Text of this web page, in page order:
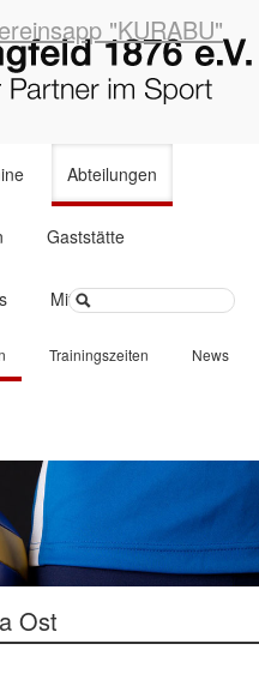
"KURABU"
Abteilungen
Gaststätte
Mitglied werden
Suchbegriffe
Trainingszeiten News
Ost